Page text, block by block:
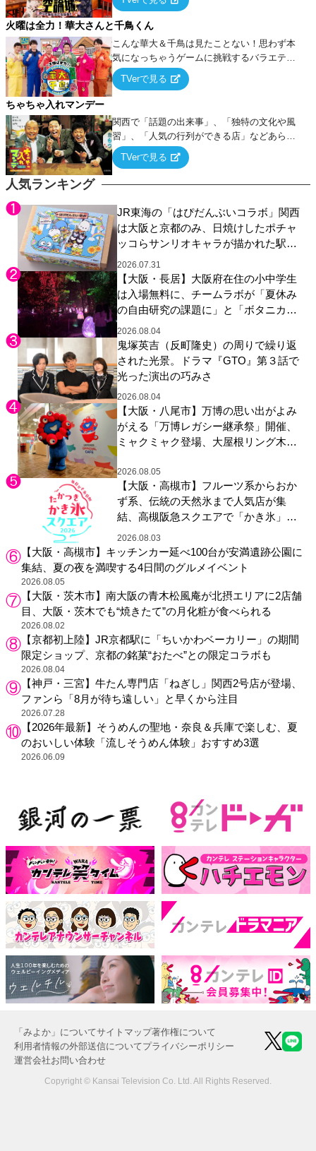
人気ランキング
JR東海の「はぴだんぶいコラボ」関西
は大阪と京都のみ、日焼けしたポチャ
ッコらサンリオキャラが描かれた駅弁
やグッズが登場
2026.07.31
【大阪・長居】大阪府在住の小中学生
は入場無料に、チームラボが「夏休み
の自由研究の課題に」と「ボタニカル
ガーデン 大阪」へ招待
2026.08.04
鬼塚英吉（反町隆史）の周りで繰り返
された光景。ドラマ『GTO』第３話で
光った演出の巧みさ
2026.08.04
【大阪・八尾市】万博の思い出がよみ
がえる「万博レガシー継承祭」開催、
ミャクミャク登場、大屋根リング木材
展示も
2026.08.05
【大阪・高槻市】フルーツ系からおか
ず系、伝統の天然氷まで人気店が集
結、高槻阪急スクエアで「かき氷」祭
り
2026.08.03
【大阪・高槻市】キッチンカー延べ100台が安満遺跡公園に
集結、夏の夜を満喫する4日間のグルメイベント
2026.08.05
【大阪・茨木市】南大阪の青木松風庵が北摂エリアに2店舗
目、大阪・茨木でも“焼きたて”の月化粧が食べられる
2026.08.02
【京都初上陸】JR京都駅に「ちいかわベーカリー」の期間
限定ショップ、京都の銘菓“おたべ”との限定コラボも
2026.08.04
【神戸・三宮】牛たん専門店「ねぎし」関西2号店が登場、
ファンら「8月が待ち遠しい」と早くから注目
2026.07.28
【2026年最新】そうめんの聖地・奈良＆兵庫で楽しむ、夏
のおいしい体験「流しそうめん体験」おすすめ3選
2026.06.09
論”に若手芸人らがカラダを張って挑む！
火曜は全力！華大さんと千鳥くん
こんな華大＆千鳥は見たことない！思わず本
気になっちゃうゲームに挑戦するバラエティ
ー！
TVerで見る
ちゃちゃ入れマンデー
関西で「話題の出来事」、「独特の文化や風
習」、「人気の行列ができる店」などあらゆ
るテーマについて好き放題にちゃちゃを入れ
ていく関西色を前面に押し出したトークバラ
TVerで見る
「みよか」についてサイトマップ著作権について
利用者情報の外部送信についてプライバシーポリシー
運営会社お問い合わせ
Copyright © Kansai Television Co. Ltd. All Rights Reserved.